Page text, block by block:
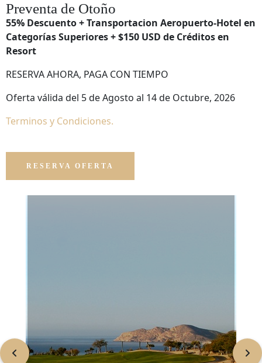
Preventa de Otoño
55% Descuento + Transportacion Aeropuerto-Hotel en
Categorías Superiores + $150 USD de Créditos en
Resort
RESERVA AHORA, PAGA CON TIEMPO
Oferta válida del 5 de Agosto al 14 de Octubre, 2026
Terminos y Condiciones.
RESERVA OFERTA